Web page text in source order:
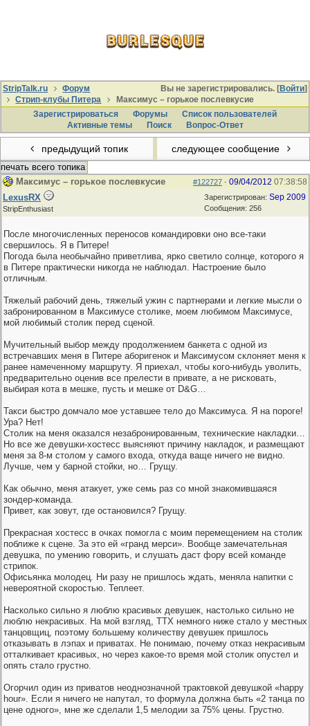
Вы не зарегистрировались. [Войти]
StripTalk.ru
Форум
Стрип-клубы Питера
Максимус – горькое послевкусие
Зарегистрироваться
Форумы
Список пользователей
Активные темы
Поиcк Вопрос-Ответ
предыдущий топик следующее сообщение
печать всего топика
#122727 - 09/04/2012 07:38:58
Максимус – горькое послевкусие
Зарегистрирован: Sep 2009
Сообщения: 256
LexusRX
StripEnthusiast
После многочисленных переносов командировки оно все-таки
свершилось. Я в Питере!
Погода была необычайно приветлива, ярко светило солнце, которого я
в Питере практически никогда не наблюдал. Настроение было
отличным.
Тяжелый рабочий день, тяжелый ужин с партнерами и легкие мысли о
забронированном в Максимусе столике, моем любимом Максимусе,
мой любимый столик перед сценой.
Мучительный выбор между продолжением банкета с одной из
встречавших меня в Питере аборигенок и Максимусом склоняет меня к
ранее намеченному маршруту. Я приехал, чтобы кого-нибудь уволить,
предварительно оценив все прелести в привате, а не рисковать,
выбирая кота в мешке, пусть и мешке от D&G…
Такси быстро домчало мое уставшее тело до Максимуса. Я на пороге!
Ура? Нет!
Столик на меня оказался незабронированным, технические накладки…
Но все же девушки-хостесс выясняют причину накладок, и размещают
меня за 8-м столом у самого входа, откуда ваще ничего не видно.
Лучше, чем у барной стойки, но… Грущу.
Как обычно, меня атакует, уже семь раз со мной знакомившаяся
зондер-команда.
Привет, как зовут, где остановился? Грущу.
Прекрасная хостесс в очках помогла с моим перемещением на столик
поближе к сцене. За это ей «гранд мерси». Вообще замечательная
девушка, по умению говорить, и слушать даст фору всей команде
стрипок.
Офисьянка молодец. Ни разу не пришлось ждать, меняла напитки с
невероятной скоростью. Теплеет.
Насколько сильно я люблю красивых девушек, настолько сильно не
люблю некрасивых. На мой взгляд, ТТХ немного ниже стало у местных
танцовщиц, поэтому большему количеству девушек пришлось
отказывать в лэпах и приватах. Не понимаю, почему отказ некрасивым
отталкивает красивых, но через какое-то время мой столик опустел и
опять стало грустно.
Огорчил один из приватов неоднозначной трактовкой девушкой «happy
hour». Если я ничего не напутал, то формула должна быть «2 танца по
цене одного», мне же сделали 1,5 мелодии за 75% цены. Грустно.